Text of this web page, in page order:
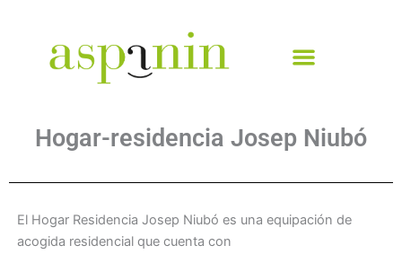
contenido
Hogar-residencia Josep Niubó
El Hogar Residencia Josep Niubó es una equipación de
acogida residencial que cuenta con